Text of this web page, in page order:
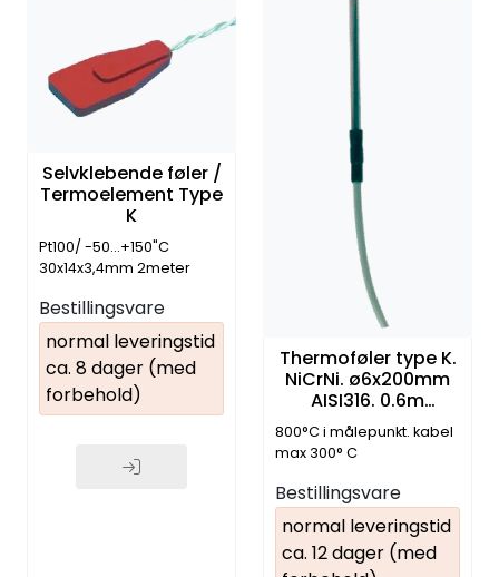
Selvklebende føler /
Termoelement Type
K
Pt100/ -50...+150"C
30x14x3,4mm 2meter
Bestillingsvare
normal leveringstid
ca. 8 dager (med
forbehold)
Thermoføler type K.
NiCrNi. ø6x200mm
AISI316. 0.6m
stålfletkabel.
Galvanisk isolert
800°C i målepunkt. kabel
max 300° C
Bestillingsvare
normal leveringstid
ca. 12 dager (med